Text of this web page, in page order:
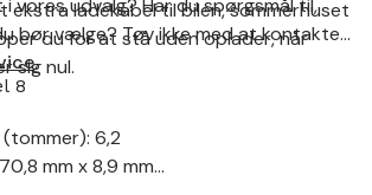
ekstra ladekabel til bilen, sommerhuset
du for at stå uden oplader, når
sig nul.
vores udvalg? Har du spørgsmål til,
bør vælge? Tøv ikke med at kontakte
.
8
6,2
mm x 8,9 mm